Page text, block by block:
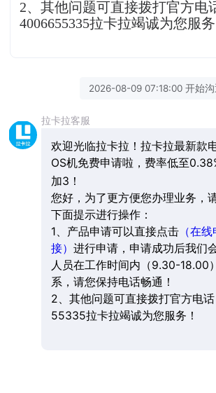
2、其他问题可直接拨打官方电
4006655335拉卡拉竭诚为您服务
2026-08-09 07:18:00 开始沟
拉卡拉客服
欢迎光临拉卡拉！拉卡拉最新款
OS机免费申请啦，费率低至
加3！
您好，为了更方便您办理业务，
下面提示进行操作：
1、产品申请可以直接点击（在线
接） 进行申请，申请成功后我们
人员在工作时间内（9.30-18.00
系，请您保持电话畅通！
2、其他问题可直接拨打官方电
55335拉卡拉竭诚为您服务！